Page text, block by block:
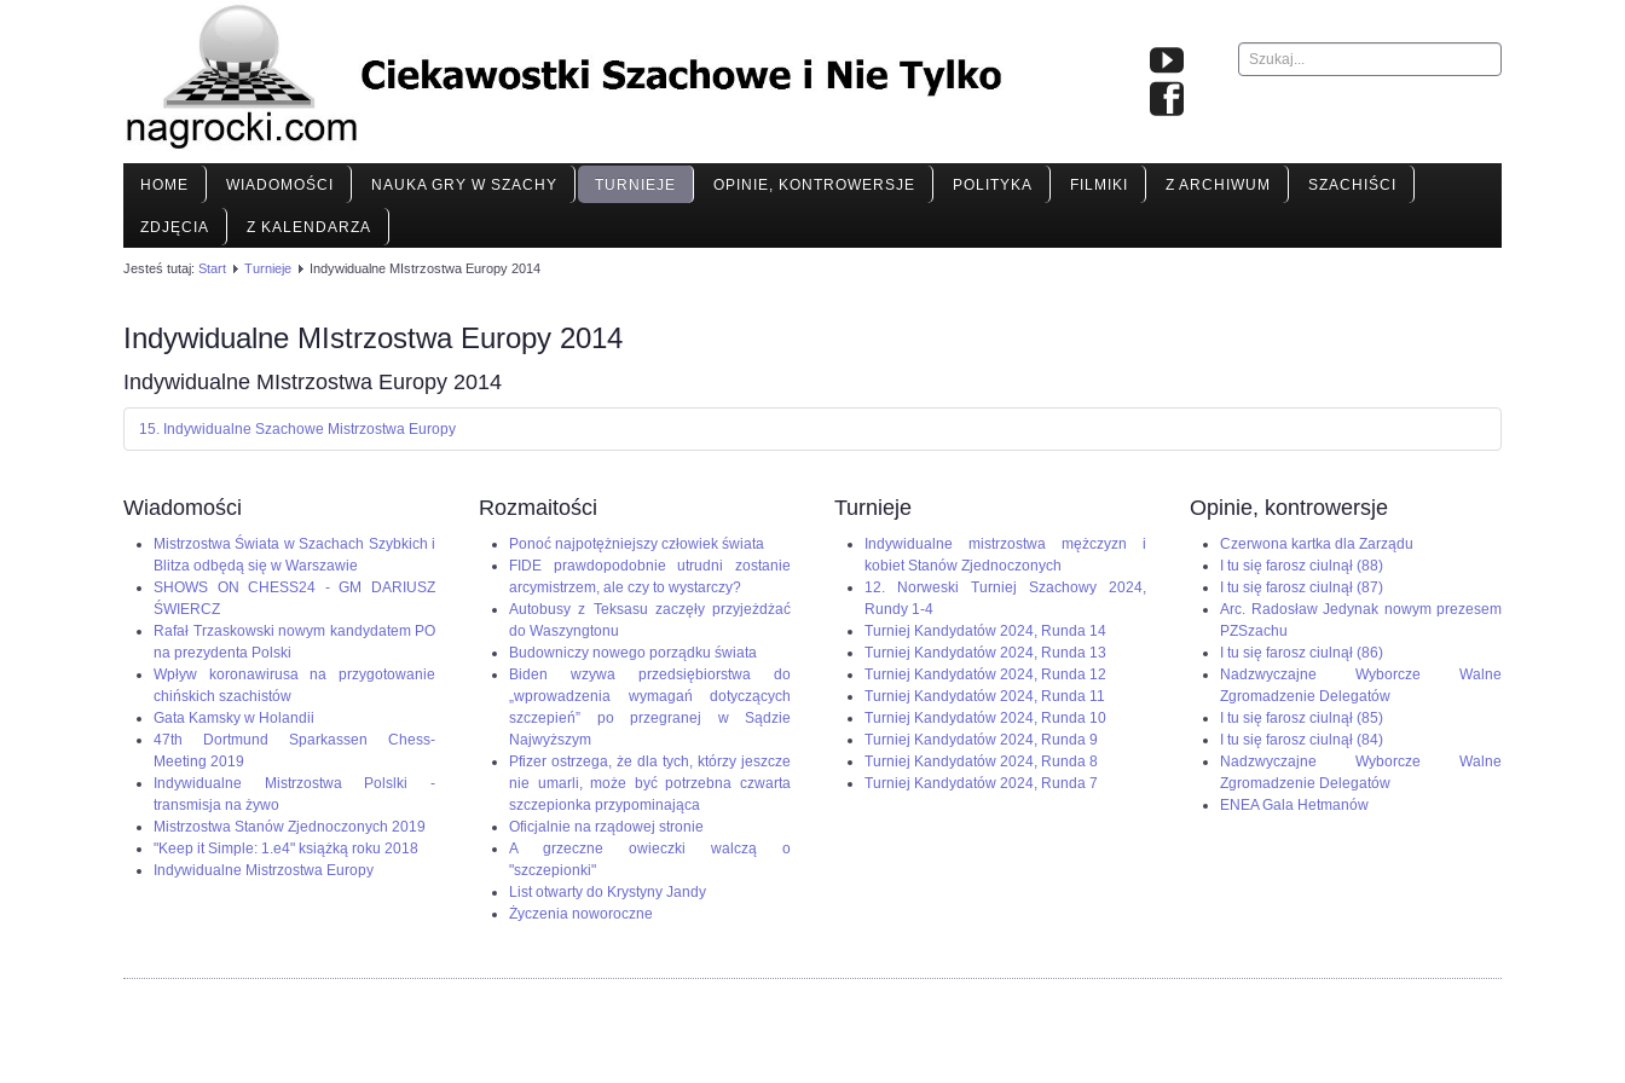
Szukaj...
HOME WIADOMOŚCI NAUKA GRY W SZACHY TURNIEJE OPINIE, KONTROWERSJE POLITYKA FILMIKI Z ARCHIWUM SZACHIŚCI
ZDJĘCIA Z KALENDARZA
Jesteś tutaj: Start Turnieje Indywidualne MIstrzostwa Europy 2014
Indywidualne MIstrzostwa Europy 2014
Indywidualne MIstrzostwa Europy 2014
15. Indywidualne Szachowe Mistrzostwa Europy
Wiadomości
Mistrzostwa Świata w Szachach Szybkich i
Blitza odbędą się w Warszawie
SHOWS ON CHESS24 - GM DARIUSZ
ŚWIERCZ
Rafał Trzaskowski nowym kandydatem PO
na prezydenta Polski
Wpływ koronawirusa na przygotowanie
chińskich szachistów
Gata Kamsky w Holandii
47th Dortmund Sparkassen Chess-
Meeting 2019
Indywidualne Mistrzostwa Polslki -
transmisja na żywo
Mistrzostwa Stanów Zjednoczonych 2019
"Keep it Simple: 1.e4" książką roku 2018
Indywidualne Mistrzostwa Europy
Rozmaitości
Ponoć najpotężniejszy człowiek świata
FIDE prawdopodobnie utrudni zostanie
arcymistrzem, ale czy to wystarczy?
Autobusy z Teksasu zaczęły przyjeżdżać
do Waszyngtonu
Budowniczy nowego porządku świata
Biden wzywa przedsiębiorstwa do
„wprowadzenia wymagań dotyczących
szczepień” po przegranej w Sądzie
Najwyższym
Pfizer ostrzega, że dla tych, którzy jeszcze
nie umarli, może być potrzebna czwarta
szczepionka przypominająca
Oficjalnie na rządowej stronie
A grzeczne owieczki walczą o
"szczepionki"
List otwarty do Krystyny Jandy
Życzenia noworoczne
Turnieje
Indywidualne mistrzostwa mężczyzn i
kobiet Stanów Zjednoczonych
12. Norweski Turniej Szachowy 2024,
Rundy 1-4
Turniej Kandydatów 2024, Runda 14
Turniej Kandydatów 2024, Runda 13
Turniej Kandydatów 2024, Runda 12
Turniej Kandydatów 2024, Runda 11
Turniej Kandydatów 2024, Runda 10
Turniej Kandydatów 2024, Runda 9
Turniej Kandydatów 2024, Runda 8
Turniej Kandydatów 2024, Runda 7
Opinie, kontrowersje
Czerwona kartka dla Zarządu
I tu się farosz ciulnął (88)
I tu się farosz ciulnął (87)
Arc. Radosław Jedynak nowym prezesem
PZSzachu
I tu się farosz ciulnął (86)
Nadzwyczajne Wyborcze Walne
Zgromadzenie Delegatów
I tu się farosz ciulnął (85)
I tu się farosz ciulnął (84)
Nadzwyczajne Wyborcze Walne
Zgromadzenie Delegatów
ENEA Gala Hetmanów